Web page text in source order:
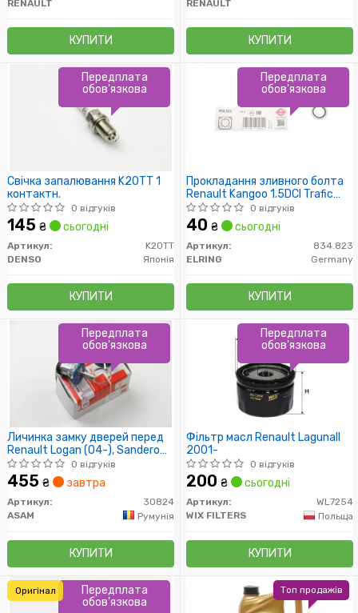
RENAULT
КУПИТИ
RENAULT
КУПИТИ
Свічка запалювання K20TT 1
контактн.
0 відгуків
145 ₴ сьогодні
Артикул:
K20TT
DENSO
Японія
КУПИТИ
Передплата
обов'язкова
Прокладання зливного болта
Renault Kangoo 1.5DCI Trafic
1.9Dci /16.7x24x1.5/
0 відгуків
40 ₴ сьогодні
Артикул:
834.823
ELRING
Germany
КУПИТИ
Передплата
обов'язкова
Личинка замку дверей перед
Renault Logan (04-), Sandero
(08-) i(лев, правий)) (30824)
Asam
0 відгуків
455 ₴ завтра
Артикул:
30824
ASAM
Румунія
КУПИТИ
Передплата
обов'язкова
Фільтр масл Renault LagunaII
2001-
0 відгуків
200 ₴ сьогодні
Артикул:
WL7254
WIX FILTERS
Польща
КУПИТИ
Передплата
обов'язкова
Передплата
обов'язкова
Оригінал Топ продажів